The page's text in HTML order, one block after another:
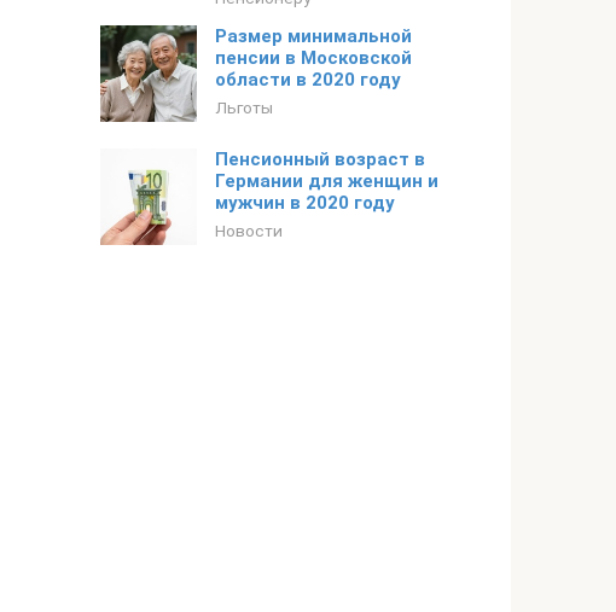
Размер минимальной
пенсии в Московской
области в 2020 году
Льготы
Пенсионный возраст в
Германии для женщин и
мужчин в 2020 году
Новости